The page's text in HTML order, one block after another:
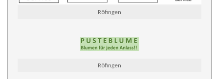
Röfingen
Röfingen